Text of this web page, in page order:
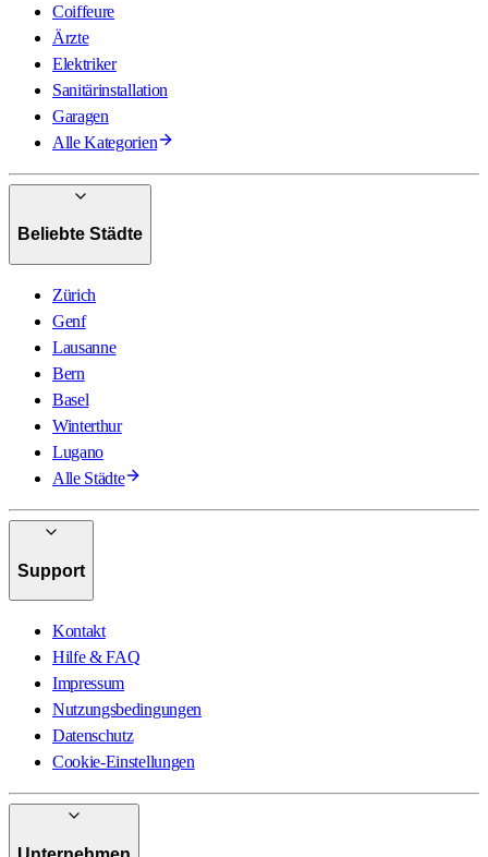
Coiffeure
Ärzte
Elektriker
Sanitärinstallation
Garagen
Alle Kategorien
Beliebte Städte
Zürich
Genf
Lausanne
Bern
Basel
Winterthur
Lugano
Alle Städte
Support
Kontakt
Hilfe & FAQ
Impressum
Nutzungsbedingungen
Datenschutz
Cookie-Einstellungen